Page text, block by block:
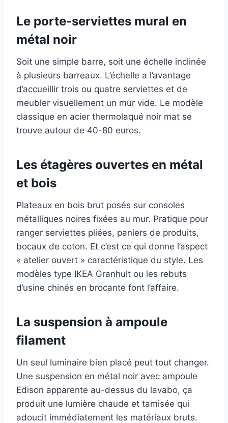
Le porte-serviettes mural en
métal noir
Soit une simple barre, soit une échelle inclinée
à plusieurs barreaux. L’échelle a l’avantage
d’accueillir trois ou quatre serviettes et de
meubler visuellement un mur vide. Le modèle
classique en acier thermolaqué noir mat se
trouve autour de 40-80 euros.
Les étagères ouvertes en métal
et bois
Plateaux en bois brut posés sur consoles
métalliques noires fixées au mur. Pratique pour
ranger serviettes pliées, paniers de produits,
bocaux de coton. Et c’est ce qui donne l’aspect
« atelier ouvert » caractéristique du style. Les
modèles type IKEA Granhult ou les rebuts
d’usine chinés en brocante font l’affaire.
La suspension à ampoule
filament
Un seul luminaire bien placé peut tout changer.
Une suspension en métal noir avec ampoule
Edison apparente au-dessus du lavabo, ça
produit une lumière chaude et tamisée qui
adoucit immédiatement les matériaux bruts.